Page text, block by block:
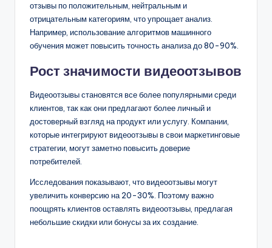
отзывы по положительным, нейтральным и
отрицательным категориям, что упрощает анализ.
Например, использование алгоритмов машинного
обучения может повысить точность анализа до 80-90%.
Рост значимости видеоотзывов
Видеоотзывы становятся все более популярными среди
клиентов, так как они предлагают более личный и
достоверный взгляд на продукт или услугу. Компании,
которые интегрируют видеоотзывы в свои маркетинговые
стратегии, могут заметно повысить доверие
потребителей.
Исследования показывают, что видеоотзывы могут
увеличить конверсию на 20-30%. Поэтому важно
поощрять клиентов оставлять видеоотзывы, предлагая
небольшие скидки или бонусы за их создание.